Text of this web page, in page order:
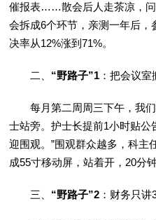
催报表……散会后人走茶凉，
会拆成6个环节，亲测一年后，
决率从12%涨到71%。
二、 “野路子”1 ：把会议室
每月第二周周三下午，我们
士站旁。护士长提前1小时贴公
迎围观。”围观群众越多，科主
成55寸移动屏，站着开，20分
三、 “野路子”2 ：财务只讲